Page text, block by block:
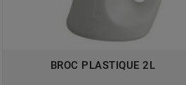
BROC PLASTIQUE 2L